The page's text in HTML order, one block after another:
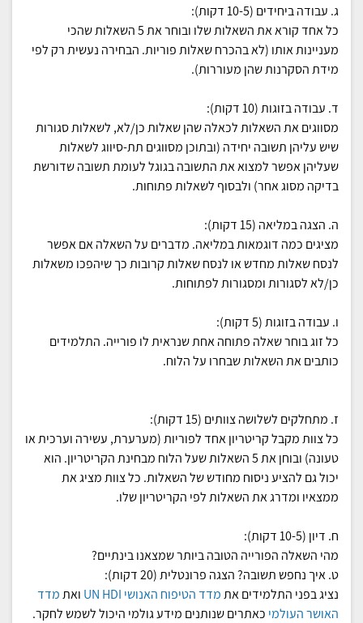
ג. עבודה ביחידים (10-5 דקות):
כל אחד קורא את השאלות שלו ובוחר את 5 השאלות שהכי
מעניינות אותו (לא בהכרח שאלות פוריות. הבחירה נעשית רק לפי
מידת הסקרנות שהן מעוררות).
ד. עבודה בזוגות (10 דקות):
מסווגים את השאלות לכאלה שהן שאלות כן/לא, לשאלות סגורות
שיש עליהן תשובה יחידה (ובתוכן מסווגים תת-סיווג לשאלות
שעליהן אפשר למצוא את התשובה בגוגל לעומת תשובה שדורשת
בדיקה מסוג אחר) ולבסוף לשאלות פתוחות.
ה. הצגה במליאה (15 דקות):
מציגים כמה דוגמאות במליאה. מדברים על השאלה אם אפשר
לנסח שאלות מחדש או לנסח שאלות קרובות כך שיהפכו משאלות
כן/לא לסגורות ומסגורות לפתוחות.
ו. עבודה בזוגות (5 דקות):
כל זוג בוחר שאלה פתוחה אחת שנראית לו פורייה. התלמידים
כותבים את השאלות שבחרו על הלוח.
ז. מתחלקים לשלושה צוותים (15 דקות):
כל צוות מקבל קריטריון אחד לפוריות (מערערת, עשירה וערכית או
טעונה) ובוחן את 5 השאלות שעל הלוח מבחינת הקריטריון. הוא
יכול גם להציע ניסוח מחודש של השאלות. כל צוות מציג את
ממצאיו ומדרג את השאלות לפי הקריטריון שלו.
ח. דיון (10-5 דקות):
מהי השאלה הפורייה הטובה ביותר שמצאנו בינתיים?
ט. איך נחפש תשובה? הצגה פרונטלית (20 דקות):
נציג בפני התלמידים אתמדד הטיפוח האנושי UN HDI ואתמדד
האושר העולמי כאתרים שנותנים מידע גולמי היכול לשמש לחקר.